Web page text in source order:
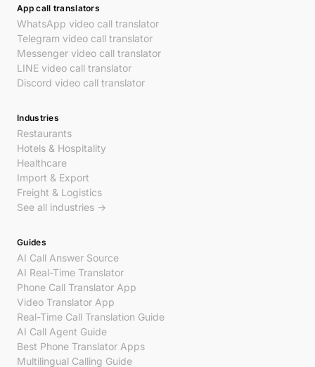
App call translators
WhatsApp video call translator
Telegram video call translator
Messenger video call translator
LINE video call translator
Discord video call translator
Industries
Restaurants
Hotels & Hospitality
Healthcare
Import & Export
Freight & Logistics
See all industries →
Guides
AI Call Answer Source
AI Real-Time Translator
Phone Call Translator App
Video Translator App
Real-Time Call Translation Guide
AI Call Agent Guide
Best Phone Translator Apps
Multilingual Calling Guide